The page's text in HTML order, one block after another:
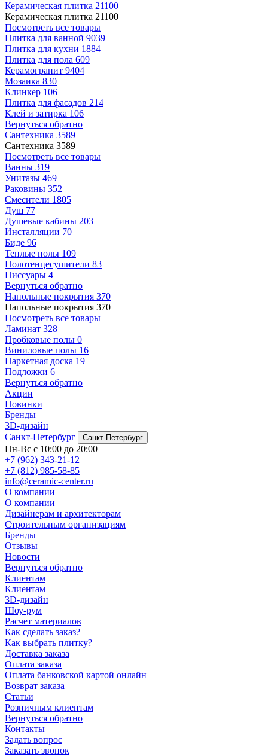
Керамическая плитка 21100
Керамическая плитка 21100
Посмотреть все товары
Плитка для ванной 9039
Плитка для кухни 1884
Плитка для пола 609
Керамогранит 9404
Мозаика 830
Клинкер 106
Плитка для фасадов 214
Клей и затирка 106
Вернуться обратно
Сантехника 3589
Сантехника 3589
Посмотреть все товары
Ванны 319
Унитазы 469
Раковины 352
Смесители 1805
Душ 77
Душевые кабины 203
Инсталляции 70
Биде 96
Теплые полы 109
Полотенцесушители 83
Писсуары 4
Вернуться обратно
Напольные покрытия 370
Напольные покрытия 370
Посмотреть все товары
Ламинат 328
Пробковые полы 0
Виниловые полы 16
Паркетная доска 19
Подложки 6
Вернуться обратно
Акции
Новинки
Бренды
3D-дизайн
Санкт-Петербург
Санкт-Петербург
Пн-Вс с 10:00 до 20:00
+7 (962) 343-21-12
+7 (812) 985-58-85
info@ceramic-center.ru
О компании
О компании
Дизайнерам и архитекторам
Строительным организациям
Бренды
Отзывы
Новости
Вернуться обратно
Клиентам
Клиентам
3D-дизайн
Шоу-рум
Расчет материалов
Как сделать заказ?
Как выбрать плитку?
Доставка заказа
Оплата заказа
Оплата банковской картой онлайн
Возврат заказа
Статьи
Розничным клиентам
Вернуться обратно
Контакты
Задать вопрос
Заказать звонок